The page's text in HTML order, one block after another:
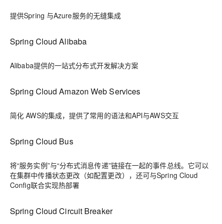
提供Spring 与Azure服务的无缝集成
Spring Cloud Alibaba
Alibaba提供的一站式分布式开发解决方案
Spring Cloud Amazon Web Services
简化 AWS的集成，提供了常用的语法和API与AWS交互
Spring Cloud Bus
将“服务实例”与“分布式消息传递”链接在一起的事件总线。它可以
在集群中传播状态更改（如配置更改），还可与Spring Cloud
Config联合实现热部署
Spring Cloud Circuit Breaker